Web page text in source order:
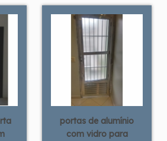
portas de alumínio
com vidro para